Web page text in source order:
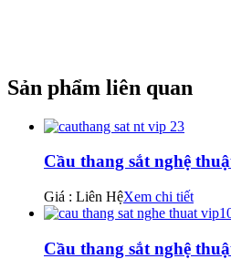
Sản phẩm liên quan
Cầu thang sắt nghệ
Giá : Liên HệXem chi tiết
Cầu thang sắt nghệ